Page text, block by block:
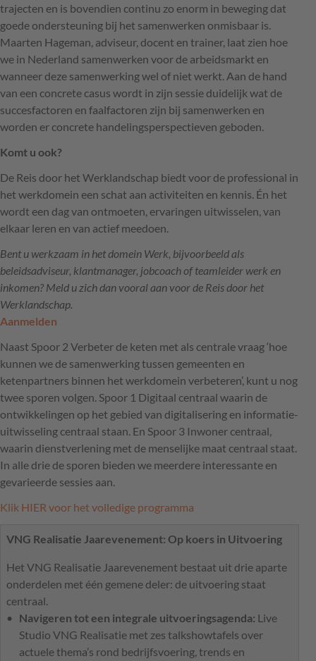
trajecten en is bovendien continu zo enorm in beweging dat
goede ondersteuning bij het samenwerken onmisbaar is.
Maarten Hageman, adviseur, docent en trainer, laat zien hoe
we in Nederland samenwerken voor de arbeidsmarkt en
wanneer deze samenwerking wel of niet werkt. Aan de hand
van een concrete casus wordt in zijn sessie duidelijk wat de
succesfactoren en faalfactoren zijn bij samenwerken en
worden er concrete handelingsperspectieven geboden.
Komt u ook?
De Reis door het Werklandschap biedt voor de professional in
het werkdomein een schat aan activiteiten en kennis. Én het
wordt een dag van ontmoeten, ervaringen uitwisselen, van
elkaar leren en van actief meedoen.
Bent u werkzaam in het domein Werk, bijvoorbeeld als
beleidsadviseur, klantmanager, jobcoach of teamleider werk en
inkomen? Meld u zich dan vooral aan voor de Reis door het
Werklandschap.
Aanmelden
Naast Spoor 2 Verbeter de keten met als centrale vraag ‘hoe
kunnen we de samenwerking tussen gemeenten en
ketenpartners binnen het werkdomein verbeteren’, kunt u nog
twee sporen volgen. Spoor 1 Digitaal centraal waarin de
ontwikkelingen op het gebied van digitalisering en informatie-
uitwisseling centraal staan. En Spoor 3 Inwoner centraal,
waarin dienstverlening met de menselijke maat centraal staat.
In alle drie de sporen bieden we meerdere interessante en
gevarieerde sessies aan.
Klik HIER voor het volledige programma
VNG Realisatie Jaarevenement: Op koers in Uitvoering
Het VNG Realisatie Jaarevenement bestaat uit drie aparte
onderdelen met één gemene deler: de uitvoering staat
centraal.
Navigeren tot een integrale uitvoeringsagenda: Live
Studio VNG Realisatie met zes talkshowtafels over
actuele thema’s rond bedrijfsvoering, trends en